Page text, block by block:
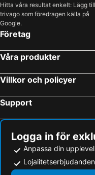
San Francisco, Kalifornien
Honolulu, Hawaii Hotell
Hitta våra resultat enkelt: Lägg till
trivago som föredragen källa på
Google.
Företag
Våra produkter
Villkor och policyer
Support
Logga in för
Anpassa din